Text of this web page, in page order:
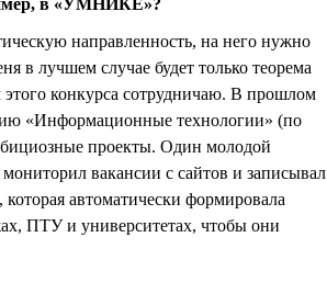
направленность, на него нужно
в лучшем случае будет только теорема
конкурса сотрудничаю. В прошлом
«Информационные технологии» (по
проекты. Один молодой
вакансии с сайтов и записывал
автоматически формировала
ПТУ и университетах, чтобы они